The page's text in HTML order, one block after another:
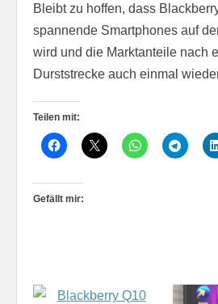
Bleibt zu hoffen, dass
spannende Smartphones auf
wird und die Marktanteile nach
Durststrecke auch einmal
Teilen mit:
Gefällt mir: